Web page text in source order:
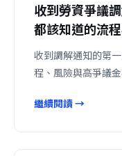
收到勞資爭議
都該知道的流
收到調解通知的第
程、風險與高爭議
繼續閱讀 →